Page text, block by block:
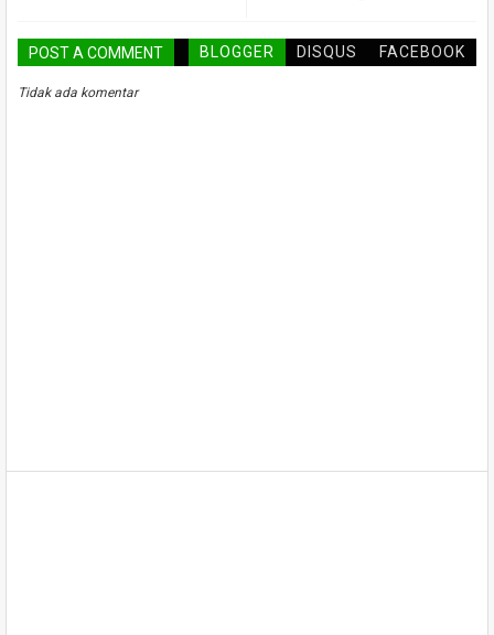
POST A COMMENT BLOGGER DISQUS FACEBOOK
Tidak ada komentar